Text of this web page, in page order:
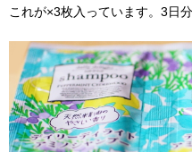
これが×3枚入っています。3日分